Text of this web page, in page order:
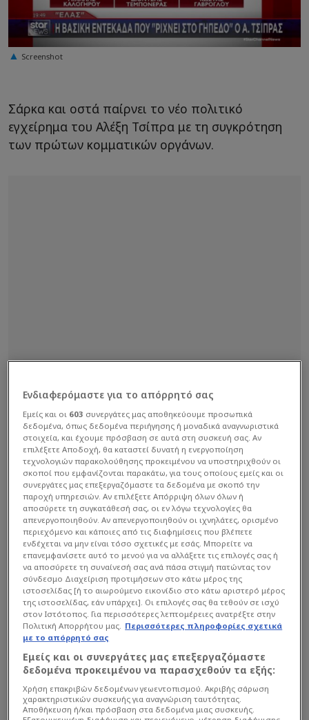
Screenshot
Σάρκα και οστά παίρνει το νέο πολιτικό
εγχείρημα του Αλέξη Τσίπρα με τη συγκρότηση
των πρώτων κομματικών οργάνων.
Ποια θα είναι η βασική «ενδεκάδα» που θα κληθεί
να παίξει πρωταγωνιστικό ρόλο στο νέο πολιτικό
σχήμα της ΕΛΑΣ; Διαβάστε στο Star.gr
Ενδιαφερόμαστε για το απόρρητό σας
Εμείς και οι 603 συνεργάτες μας αποθηκεύουμε προσωπικά
δεδομένα, όπως δεδομένα περιήγησης ή μοναδικά αναγνωριστικά
στοιχεία, και έχουμε πρόσβαση σε αυτά στη συσκευή σας. Αν
επιλέξετε Αποδοχή, θα καταστεί δυνατή η ενεργοποίηση
τεχνολογιών παρακολούθησης προκειμένου να υποστηριχθούν οι
σκοποί που εμφανίζονται παρακάτω, για τους οποίους εμείς και οι
συνεργάτες μας επεξεργαζόμαστε τα δεδομένα με σκοπό την
παροχή υπηρεσιών. Αν επιλέξετε Απόρριψη όλων όλων ή
αποσύρετε τη συγκατάθεσή σας, οι εν λόγω τεχνολογίες θα
απενεργοποιηθούν. Αν απενεργοποιηθούν οι ιχνηλάτες, ορισμένο
περιεχόμενο και κάποιες από τις διαφημίσεις που βλέπετε
ενδέχεται να μην είναι τόσο σχετικές με εσάς. Μπορείτε να
επανεμφανίσετε αυτό το μενού για να αλλάξετε τις επιλογές σας ή
να αποσύρετε τη συναίνεσή σας ανά πάσα στιγμή πατώντας τον
σύνδεσμο Διαχείριση προτιμήσεων στο κάτω μέρος της
ιστοσελίδας [ή το αιωρούμενο εικονίδιο στο κάτω αριστερό μέρος
της ιστοσελίδας, εάν υπάρχει]. Οι επιλογές σας θα τεθούν σε ισχύ
στον Ιστότοπος. Για περισσότερες λεπτομέρειες ανατρέξτε στην
Πολιτική Απορρήτου μας. Περισσότερες πληροφορίες σχετικά
με το απόρρητό σας
Εμείς και οι συνεργάτες μας επεξεργαζόμαστε
δεδομένα προκειμένου να παρασχεθούν τα εξής:
Χρήση επακριβών δεδομένων γεωεντοπισμού. Ακριβής σάρωση
χαρακτηριστικών συσκευής για αναγνώριση ταυτότητας.
Αποθήκευση ή/και πρόσβαση στα δεδομένα μιας συσκευής.